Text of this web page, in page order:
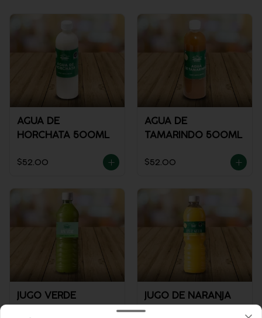
AGUA DE
HORCHATA 500ML
$52.00
AGUA DE
TAMARINDO 500ML
$52.00
JUGO VERDE JUGO DE NARANJA